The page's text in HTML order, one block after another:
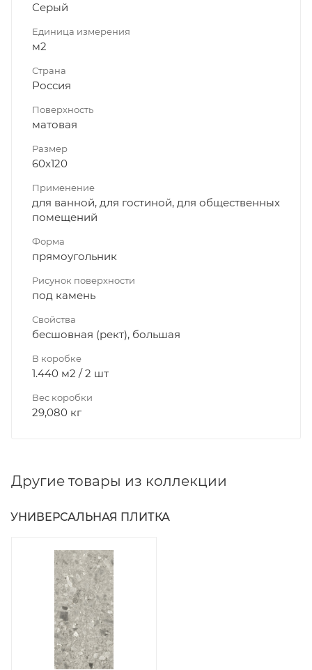
Серый
Единица измерения
м2
Страна
Россия
Поверхность
матовая
Размер
60x120
Применение
для ванной, для гостиной, для общественных
помещений
Форма
прямоугольник
Рисунок поверхности
под камень
Свойства
бесшовная (рект), большая
В коробке
1.440 м2 / 2 шт
Вес коробки
29,080 кг
Другие товары из коллекции
УНИВЕРСАЛЬНАЯ ПЛИТКА